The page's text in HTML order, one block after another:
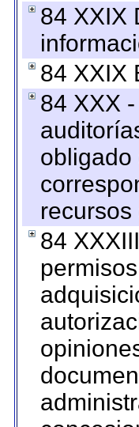
84 XXIX
84 XXIX
84 XXX
obligado
84